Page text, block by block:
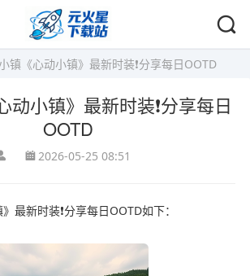
镇《心动小镇》最新时装❗分享每日OOTD
动小镇》最新时装❗分享每日
OOTD
2026-05-25 08:51
最新时装❗分享每日OOTD如下：